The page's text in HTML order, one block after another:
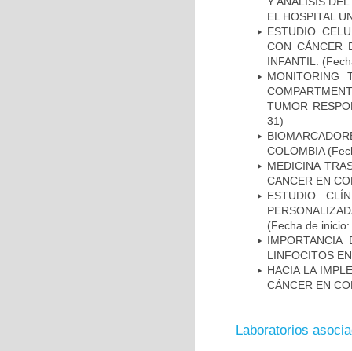
EL HOSPITAL
ESTUDIO
CON CÁNCER
INFANTIL.
MONITORING
TUMOR
31)
COLOMBIA
MEDICINA
CANCER EN
ESTUDIO
(Fecha de
LINFOCITOS
HACIA LA
CÁNCER EN
Laboratorios